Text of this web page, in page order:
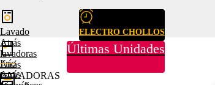
ELECTRO CHOLLOS
Últimas Unidades
Lavado
Atrás
lavadoras
Atrás
LAVADORAS
Frío
Atrás